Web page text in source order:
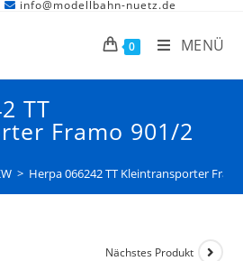
info@modellbahn-nuetz.de
0 MENÜ
TT
Framo 901/2
> Herpa 066242 TT Kleintransporter
Nächstes Produkt